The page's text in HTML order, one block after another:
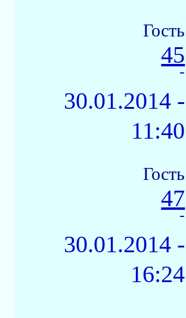
Гость
45
-
30.01.2014 -
11:40
Гость
47
-
30.01.2014 -
16:24